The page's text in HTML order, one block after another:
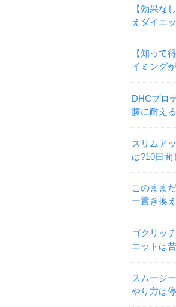
【効果な
えダイエ
【知って
イミング
DHCプロ
腹に耐え
スリムア
は?10日間
このまま
ー置き換
ゴクリッ
エットは
スムージ
やり方は